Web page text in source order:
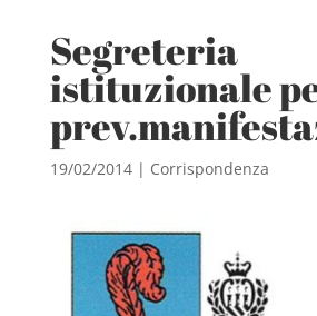
Segreteria
istituzionale
19/02/2014| Corrispondenza